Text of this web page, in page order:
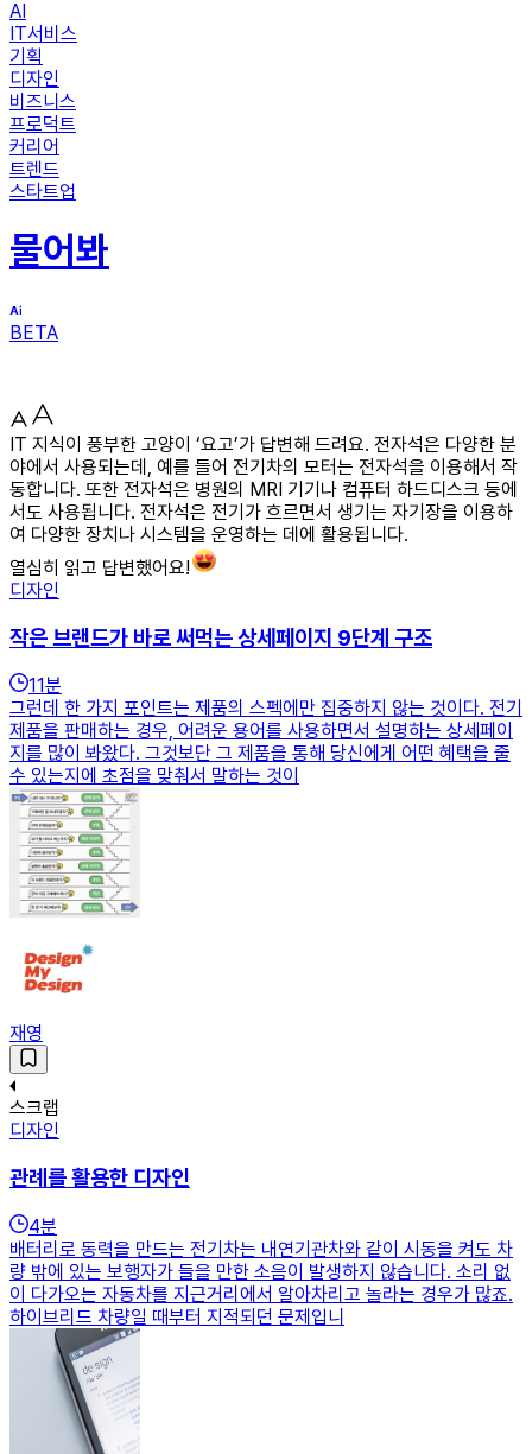
AI
IT서비스
기획
디자인
비즈니스
프로덕트
커리어
트렌드
스타트업
물어봐
BETA
IT 지식이 풍부한 고양이 ‘요고’가 답변해 드려요. 전자석은 다양한 분
야에서 사용되는데, 예를 들어 전기차의 모터는 전자석을 이용해서 작
동합니다. 또한 전자석은 병원의 MRI 기기나 컴퓨터 하드디스크 등에
서도 사용됩니다. 전자석은 전기가 흐르면서 생기는 자기장을 이용하
여 다양한 장치나 시스템을 운영하는 데에 활용됩니다.
열심히 읽고 답변했어요!
디자인
작은 브랜드가 바로 써먹는 상세페이지 9단계 구조
11분
그런데 한 가지 포인트는 제품의 스펙에만 집중하지 않는 것이다. 전기
제품을 판매하는 경우, 어려운 용어를 사용하면서 설명하는 상세페이
지를 많이 봐왔다. 그것보단 그 제품을 통해 당신에게 어떤 혜택을 줄
수 있는지에 초점을 맞춰서 말하는 것이
재영
스크랩
디자인
관례를 활용한 디자인
4분
배터리로 동력을 만드는 전기차는 내연기관차와 같이 시동을 켜도 차
량 밖에 있는 보행자가 들을 만한 소음이 발생하지 않습니다. 소리 없
이 다가오는 자동차를 지근거리에서 알아차리고 놀라는 경우가 많죠.
하이브리드 차량일 때부터 지적되던 문제입니